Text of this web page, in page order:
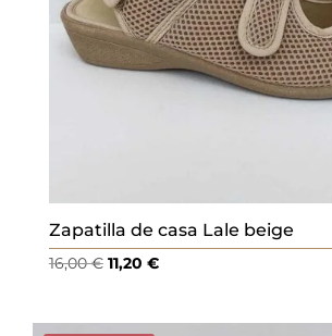
Zapatilla de casa Lale beige
16,00€ El
original
11,20 €El
actual